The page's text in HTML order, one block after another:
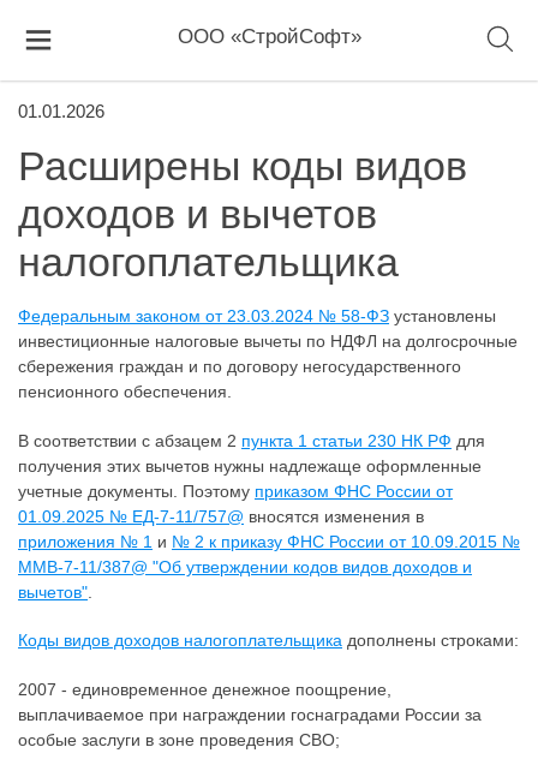
ООО «СтройСофт»
01.01.2026
Расширены коды видов
доходов и вычетов
налогоплательщика
Федеральным законом от 23.03.2024 № 58-ФЗ установлены
инвестиционные налоговые вычеты по НДФЛ на долгосрочные
сбережения граждан и по договору негосударственного
пенсионного обеспечения.
В соответствии с абзацем 2 пункта 1 статьи 230 НК РФ для
получения этих вычетов нужны надлежаще оформленные
учетные документы. Поэтому приказом ФНС России от
01.09.2025 № ЕД-7-11/757@ вносятся изменения в
приложения № 1 и № 2 к приказу ФНС России от 10.09.2015 №
ММВ-7-11/387@ "Об утверждении кодов видов доходов и
вычетов"
Коды видов доходов налогоплательщика дополнены строками:
2007 - единовременное денежное поощрение,
выплачиваемое при награждении госнаградами России за
особые заслуги в зоне проведения СВО;